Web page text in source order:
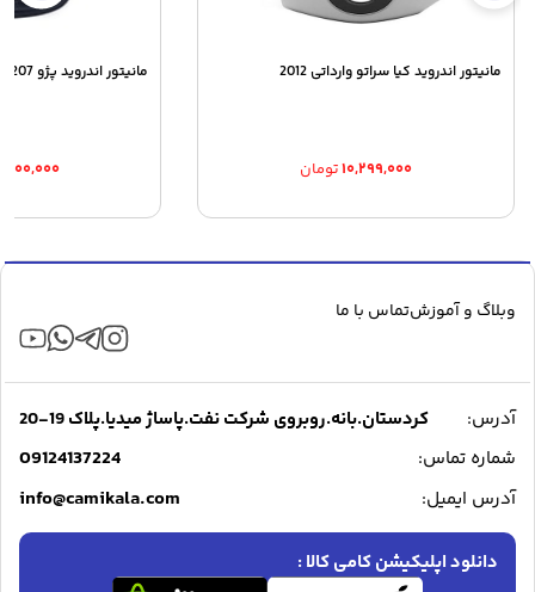
مانیتور اندروید کیا سراتو وارداتی 2012
۱۰,۲۹۹,۰۰۰تومان
مانیتور اندروید پژو 207
وبلاگ و آموزشتماس با ما
آدرس:
کردستان.بانه.روبروی شرکت نفت.پاساژ میدیا.پلاک 19-20
شماره تماس:
09124137224
آدرس ایمیل: info@camikala.com
دانلود اپلیکیشن کامی کالا :